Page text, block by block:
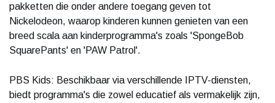
pakketten die onder andere toegang geven tot
Nickelodeon, waarop kinderen kunnen genieten van een
breed scala aan kinderprogramma's zoals 'SpongeBob
SquarePants' en 'PAW Patrol'.
PBS Kids: Beschikbaar via verschillende IPTV-diensten,
biedt programma's die zowel educatief als vermakelijk zijn,